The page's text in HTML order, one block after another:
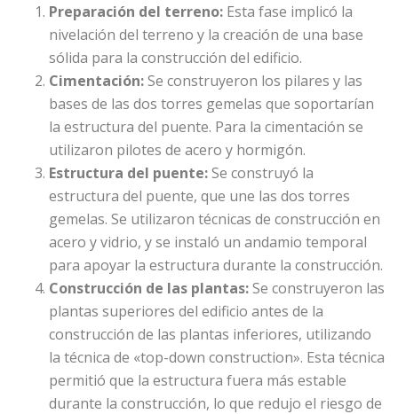
Preparación del terreno: Esta fase implicó la
nivelación del terreno y la creación de una base
sólida para la construcción del edificio.
Cimentación:Se construyeron los pilares y las
bases de las dos torres gemelas que soportarían
la estructura del puente. Para la cimentación se
utilizaron pilotes de acero y hormigón.
Estructura del puente:Se construyó la
estructura del puente, que une las dos torres
gemelas. Se utilizaron técnicas de construcción en
acero y vidrio, y se instaló un andamio temporal
para apoyar la estructura durante la construcción.
Construcción de las plantas:Se construyeron las
plantas superiores del edificio antes de la
construcción de las plantas inferiores, utilizando
la técnica de «top-down construction». Esta técnica
permitió que la estructura fuera más estable
durante la construcción, lo que redujo el riesgo de